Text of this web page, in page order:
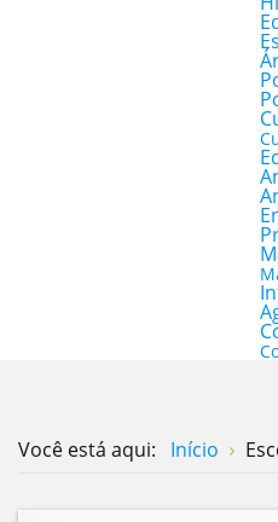
Você está aqui: Início